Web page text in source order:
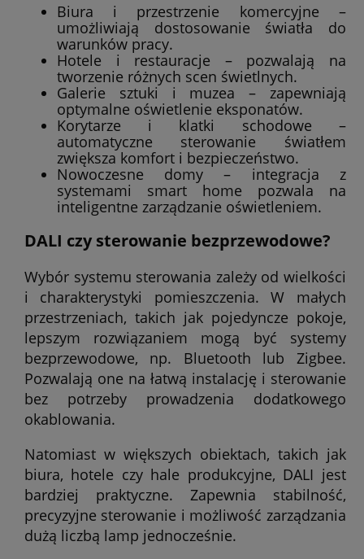
Biura i przestrzenie komercyjne –
umożliwiają dostosowanie światła do
warunków pracy.
Hotele i restauracje – pozwalają na
tworzenie różnych scen świetlnych.
Galerie sztuki i muzea – zapewniają
optymalne oświetlenie eksponatów.
Korytarze i klatki schodowe –
automatyczne sterowanie światłem
zwiększa komfort i bezpieczeństwo.
Nowoczesne domy – integracja z
systemami smart home pozwala na
inteligentne zarządzanie oświetleniem.
DALI czy sterowanie bezprzewodowe?
Wybór systemu sterowania zależy od wielkości
i charakterystyki pomieszczenia. W małych
przestrzeniach, takich jak pojedyncze pokoje,
lepszym rozwiązaniem mogą być systemy
bezprzewodowe, np. Bluetooth lub Zigbee.
Pozwalają one na łatwą instalację i sterowanie
bez potrzeby prowadzenia dodatkowego
okablowania.
Natomiast w większych obiektach, takich jak
biura, hotele czy hale produkcyjne, DALI jest
bardziej praktyczne. Zapewnia stabilność,
precyzyjne sterowanie i możliwość zarządzania
dużą liczbą lamp jednocześnie.